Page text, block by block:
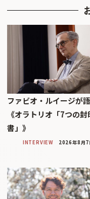
ファビオ・ルイージが
《オラトリオ「7つの封
書」》
INTERVIEW 2026年8月7